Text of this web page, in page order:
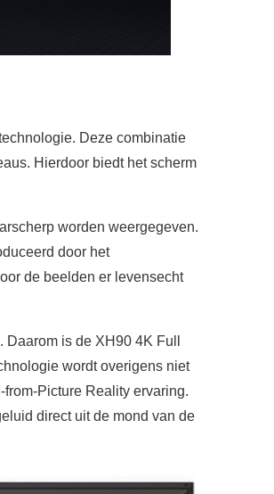
Deze combinatie
Hierdoor biedt het scherm
worden weergegeven.
door het
de beelden er levensecht
is de XH90 4K Full
wordt overigens niet
Picture Reality ervaring.
direct uit de mond van de